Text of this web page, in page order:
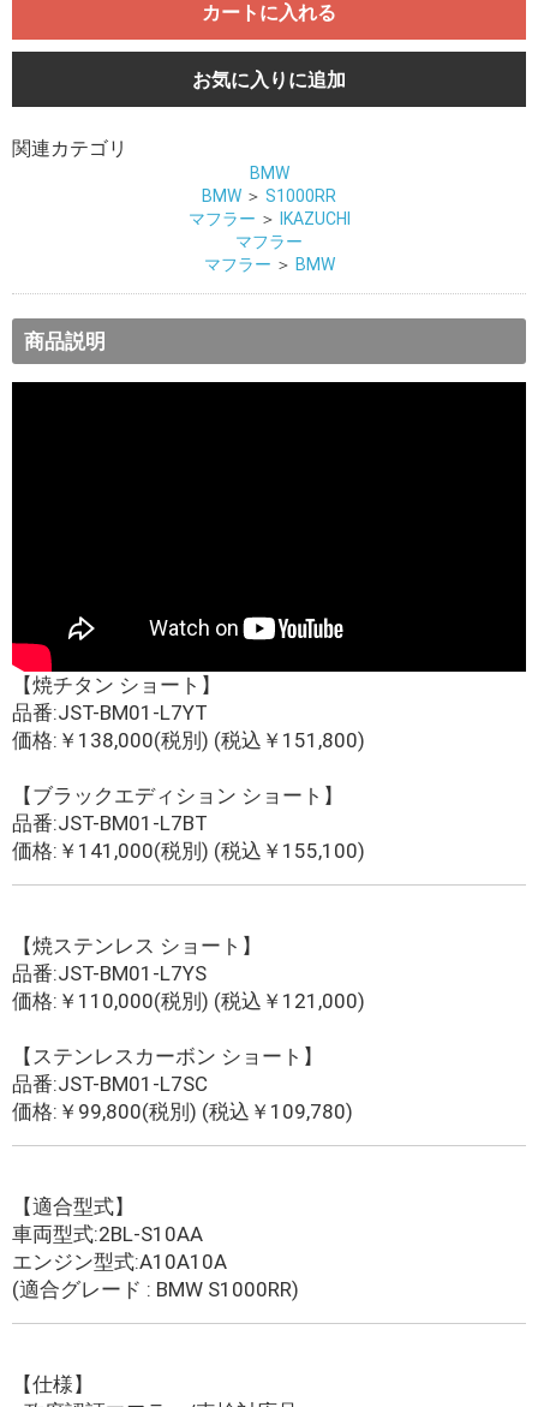
カートに入れる
お気に入りに追加
関連カテゴリ
BMW
BMW ＞ S1000RR
マフラー ＞
IKAZUCHI
マフラー
マフラー ＞ BMW
商品説明
【焼チタン ショート】
品番:JST-BM01-L7YT
価格:￥138,000(税別) (税込￥151,800)
【ブラックエディション ショート】
品番:JST-BM01-L7BT
価格:￥141,000(税別) (税込￥155,100)
【焼ステンレス ショート】
品番:JST-BM01-L7YS
価格:￥110,000(税別) (税込￥121,000)
【ステンレスカーボン ショート】
品番:JST-BM01-L7SC
価格:￥99,800(税別) (税込￥109,780)
【適合型式】
車両型式:2BL-S10AA
エンジン型式:A10A10A
(適合グレード : BMW S1000RR)
【仕様】